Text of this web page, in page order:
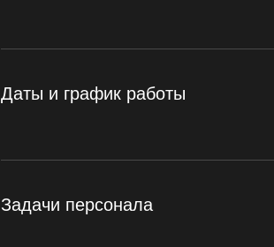
Даты и график работы
Задачи персонала